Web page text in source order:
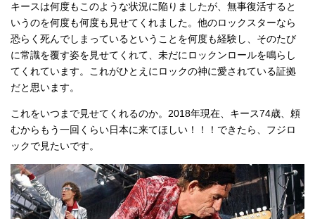
キースは何度もこのような状況に陥りましたが、無事復活すると
いうのを何度も何度も見せてくれました。他のロックスターなら
恐らく死んでしまっているということを何度も経験し、そのたび
に常識を覆す姿を見せてくれて、未だにロックンロールを鳴らし
てくれています。これがひとえにロックの神に愛されている証拠
だと思います。
これをいつまで見せてくれるのか。2018年現在、キース74歳、頼
むからもう一回くらい日本に来てほしい！！！できたら、フジロ
ックで見たいです。